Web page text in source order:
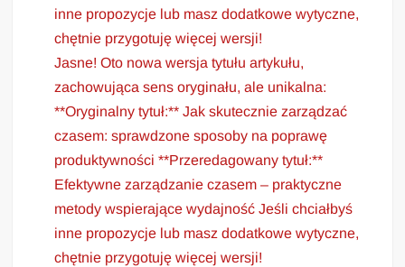
inne propozycje lub masz dodatkowe wytyczne,
chętnie przygotuję więcej wersji!
Jasne! Oto nowa wersja tytułu artykułu,
zachowująca sens oryginału, ale unikalna:
**Oryginalny tytuł:** Jak skutecznie zarządzać
czasem: sprawdzone sposoby na poprawę
produktywności **Przeredagowany tytuł:**
Efektywne zarządzanie czasem – praktyczne
metody wspierające wydajność Jeśli chciałbyś
inne propozycje lub masz dodatkowe wytyczne,
chętnie przygotuję więcej wersji!